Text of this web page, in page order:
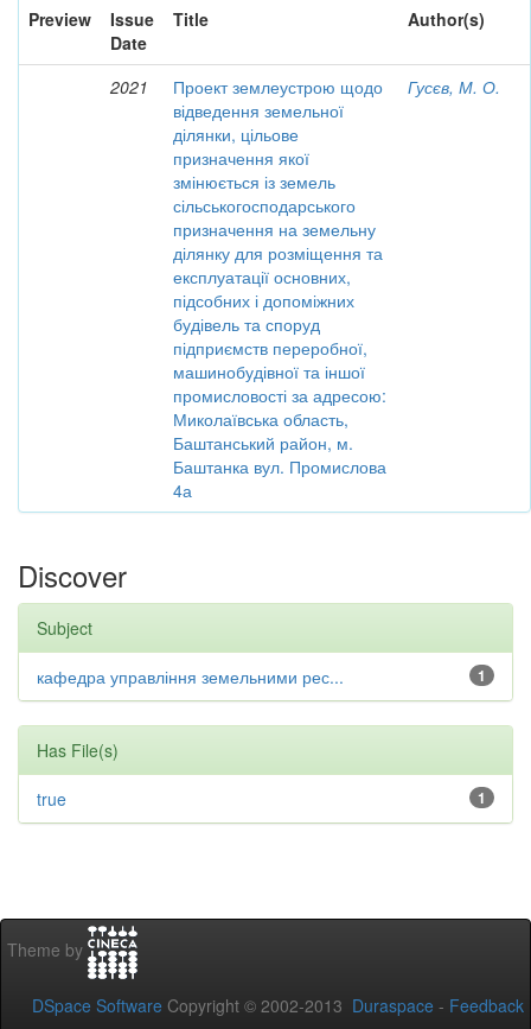
Preview
Issue
Date
Title Author(s)
2021
Проект землеустрою щодо
відведення земельної
ділянки, цільове
призначення якої
змінюється із земель
сільськогосподарського
призначення на земельну
ділянку для розміщення та
експлуатації основних,
підсобних і допоміжних
будівель та споруд
підприємств переробної,
машинобудівної та іншої
промисловості за адресою:
Миколаївська область,
Баштанський район, м.
Баштанка вул. Промислова
4а
Гусєв, М. О.
Discover
Subject
1
кафедра управління земельними рес...
Has File(s)
1
true
Theme by
DSpace Software Copyright © 2002-2013 Duraspace - Feedback